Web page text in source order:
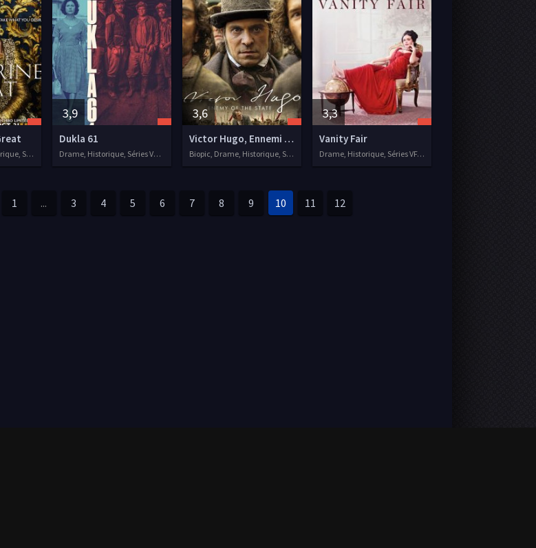
Biopic, Drame, Historique, Séries VOSTFR, 2019
3,9
Dukla 61
Drame, Historique, Séries VOSTFR, 2018
3,6
Victor Hugo, Ennemi d'Etat
Biopic, Drame, Historique, Séries VF, 2018
3,3
Vanity Fair
Drame, Historique, Séries VF, 2018
1 ... 3 4 5 6 7 8 9 10 11 12